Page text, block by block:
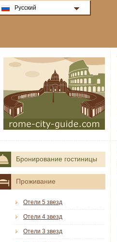
Бронирование гостиницы
Проживание
Отели 5 звезд
Отели 4 звезд
Отели 3 звезд
Русский